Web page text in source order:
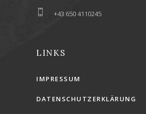
+43 650 4110245
LINKS
IMPRESSUM
DATENSCHUTZERKLÄRUNG